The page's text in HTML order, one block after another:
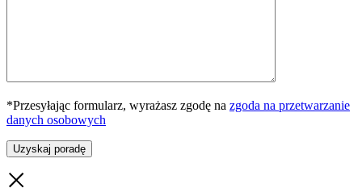
*Przesyłając formularz, wyrażasz zgodę na zgoda na przetwarzanie
danych osobowych